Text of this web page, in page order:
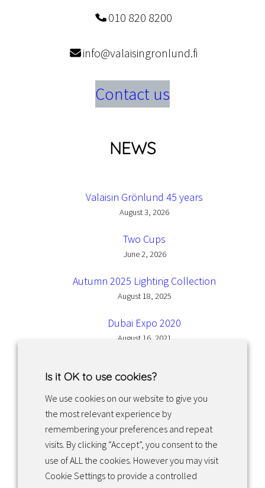
010 820 8200
info@valaisingronlund.fi
Contact us
NEWS
Valaisin Grönlund 45 years
August 3, 2026
Two Cups
June 2, 2026
Autumn 2025 Lighting Collection
August 18, 2025
Dubai Expo 2020
August 16, 2021
Facebook InstagramLinkedIn
Returns & exchanges
Is it OK to use cookies?
We use cookies on our website to give you
the most relevant experience by
remembering your preferences and repeat
visits. By clicking “Accept”, you consent to the
use of ALL the cookies. However you may visit
Cookie Settings to provide a controlled